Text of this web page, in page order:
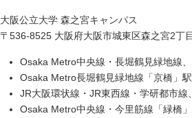
大阪公立大学 森之宮キャンパス
〒536-8525 大阪府大阪市城東区森之宮2丁
Osaka Metro中央線・長堀鶴見緑地線
Osaka Metro長堀鶴見緑地線「京橋」
JR大阪環状線・JR東西線・学研都市
Osaka Metro中央線・今里筋線「緑橋